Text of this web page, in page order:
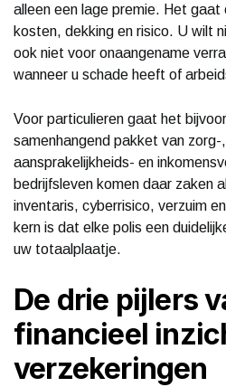
alleen een lage premie. Het gaat
kosten, dekking en risico. U wilt
ook niet voor onaangename
wanneer u schade heeft of
Voor particulieren gaat het
samenhangend pakket van zorg-
aansprakelijkheids- en
bedrijfsleven komen daar zaken
inventaris, cyberrisico, verzuim
kern is dat elke polis een
uw totaalplaatje.
De drie pijlers
financieel
verzekeringen